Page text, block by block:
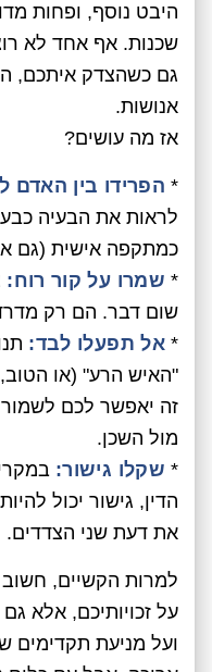
היבט נוסף, ופחות
שכנות. אף אחד לא
גם כשהצדק איתכם,
אנושות.
אז מה עושים?
* הפרידו בין האדם
לראות את הבעיה
כמתקפה אישית (גם
* שמרו על קור רוח:
שום דבר. הם רק
* אל תפעלו לבד:
"האיש הרע" (או
זה יאפשר לכם
מול השכן.
* שקלו גישור:
הדין, גישור יכול
את דעת שני הצדדים.
למרות הקשיים,
על זכויותיכם, אלא
ועל מניעת תקדימים